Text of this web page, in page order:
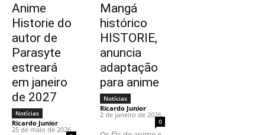
Anime
Historie do
autor de
Parasyte
estreará
em janeiro
de 2027
Notícias
Ricardo Junior -
25 de maio de 2026
Mangá
histórico
HISTORIE,
anuncia
adaptação
para anime
Notícias
Ricardo Junior -
2 de janeiro de 2026
0